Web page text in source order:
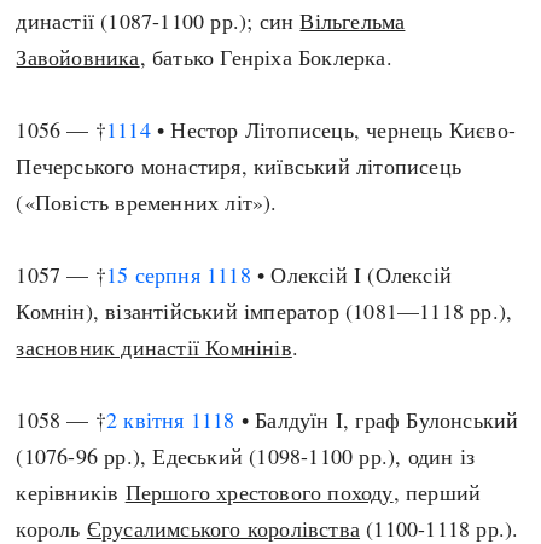
династії (1087-1100 рр.); синВільгельма
Завойовника, батько Генріха Боклерка.
1056 — †1114• Нестор Літописець, чернець Києво-
Печерського монастиря, київський літописець
(«Повість временних літ»).
1057 — †15 серпня 1118 • Олексій I (Олексій
Комнін), візантійський імператор (1081—1118 рр.),
засновник династії Комнінів.
1058 — †2 квітня 1118 • Балдуїн I, граф Булонський
(1076-96 рр.), Едеський (1098-1100 рр.), один із
керівників Першого хрестового походу, перший
король Єрусалимського королівства (1100-1118 рр.).